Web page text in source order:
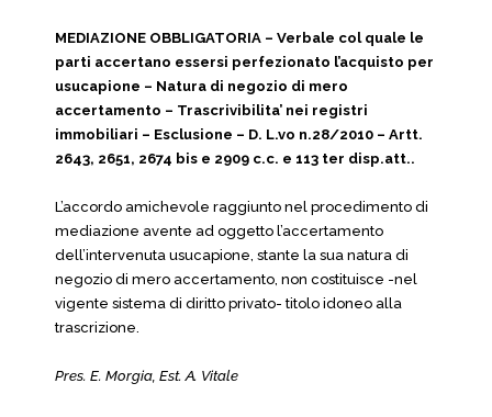
MEDIAZIONE OBBLIGATORIA – Verbale col quale le
parti accertano essersi perfezionato l’acquisto per
usucapione – Natura di negozio di mero
accertamento – Trascrivibilita’ nei registri
immobiliari – Esclusione – D. L.vo n.28/2010 – Artt.
2643, 2651, 2674 bis e 2909 c.c. e 113 ter disp.att..
L’accordo amichevole raggiunto nel procedimento di
mediazione avente ad oggetto l’accertamento
dell’intervenuta usucapione, stante la sua natura di
negozio di mero accertamento, non costituisce -nel
vigente sistema di diritto privato- titolo idoneo alla
trascrizione.
Pres. E. Morgia, Est. A. Vitale